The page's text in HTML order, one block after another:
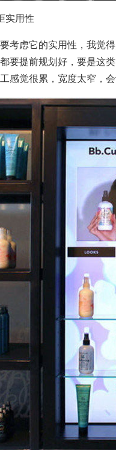
用性
虑它的实用性，我觉得
要提前规划好，要是这
感觉很累，宽度太窄，